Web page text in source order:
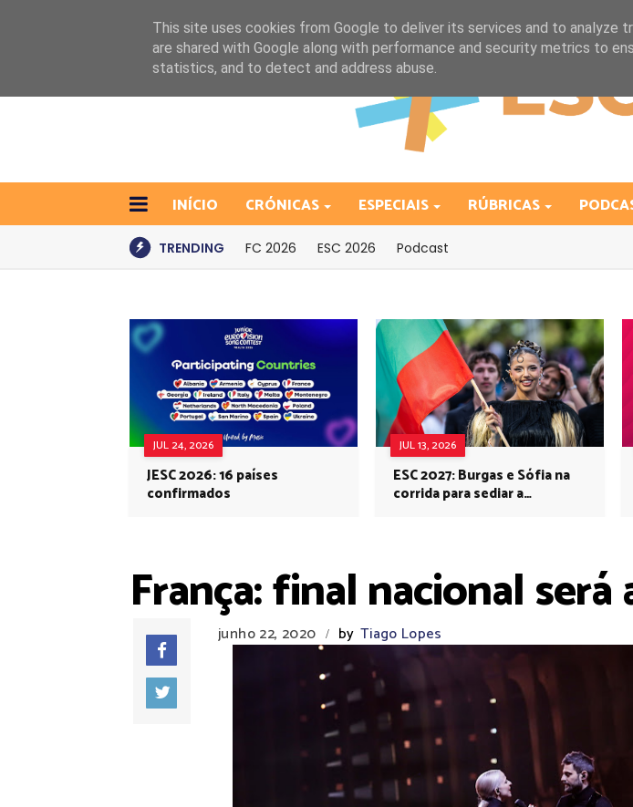
INÍCIO CRÓNICAS ESPECIAIS RÚBRICAS
TRENDING FC 2026 ESC 2026 Podcast
JUL 24, 2026
JESC 2026: 16 países
confirmados
JUL 13, 2026
ESC 2027: Burgas e Sófia na
corrida para sediar a
França: final nacional será
junho 22, 2020 / by Tiago Lopes
This site uses cookies from Google to deliver its services and to analyze
are shared with Google along with performance and security metrics to
statistics, and to detect and address abuse.